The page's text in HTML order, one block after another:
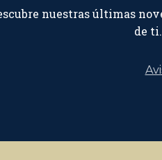
nuestras últimas
de ti.